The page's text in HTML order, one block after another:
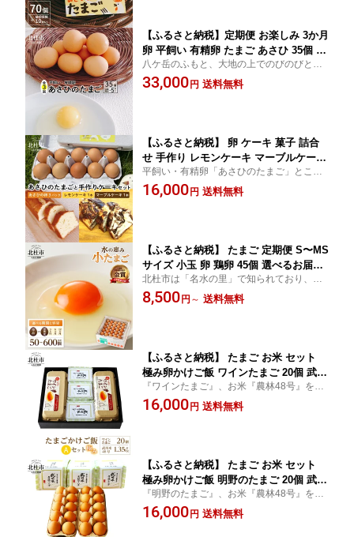
【ふるさと納税】定期便 お楽しみ 3か月
卵 平飼い 有精卵 たまご あさひ 35個 破
卵 保証 5個 付き 11月〜3月発送 送料無
料
八ケ岳のふもと、大地の上でのびのびと育
つニワトリの卵です。
33,000 円 送料無料
【ふるさと納税】 卵 ケーキ 菓子 詰合
せ 手作り レモンケーキ マーブルケーキ
平飼い 有精卵 セット あさひのたまご
送料無料
平飼い・有精卵「あさひのたまご」とこだ
わり素材の手作りケーキ
16,000 円 送料無料
【ふるさと納税】 たまご 定期便 S〜MS
サイズ 小玉 卵 鶏卵 45個 選べるお届け
回数 単品 定期便 3ヶ月 6ヶ月 12ヶ月 水
の恵み 小卵 破卵保証5個入り タマゴ 小
北杜市は「名水の里」で知られており、こ
のきれいな水と厳選した飼料で鶏を大切に
育てております。
8,500 円 ～ 送料無料
【ふるさと納税】 たまご お米 セット
極み卵かけご飯 ワインたまご 20個 武川
米 農林48号 450g×3袋 山梨県 北杜市産
仕送りギフト
『ワインたまご』、お米『農林48号』をぜ
ひご一緒にご賞味ください。
16,000 円 送料無料
【ふるさと納税】 たまご お米 セット
極み卵かけご飯 明野のたまご 20個 武川
米 農林48号 450g×3袋 山梨県 北杜市産
仕送りギフト
『明野のたまご』、お米『農林48号』をぜ
ひご堪能ください。
16,000 円 送料無料